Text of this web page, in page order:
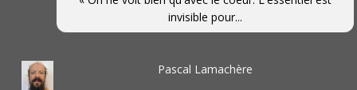
invisible pour...
Pascal Lamachère